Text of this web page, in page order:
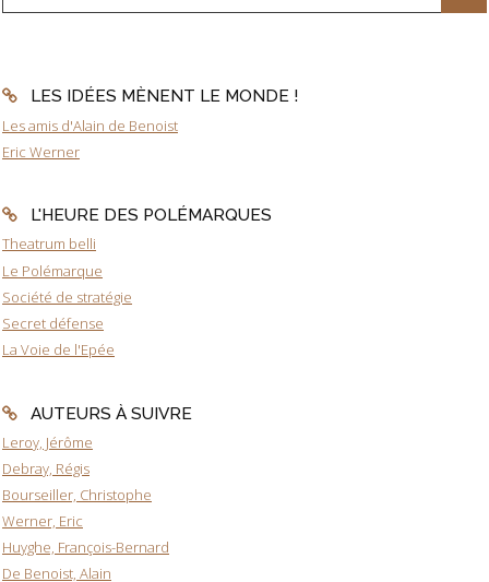
LES IDÉES MÈNENT LE MONDE !
Les amis d'Alain de Benoist
Eric Werner
L'HEURE DES POLÉMARQUES
Theatrum belli
Le Polémarque
Société de stratégie
Secret défense
La Voie de l'Epée
AUTEURS À SUIVRE
Leroy, Jérôme
Debray, Régis
Bourseiller, Christophe
Werner, Eric
Huyghe, François-Bernard
De Benoist, Alain